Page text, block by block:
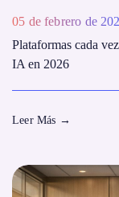
05 de febrero de
Plataformas cada
IA en 2026
Leer Más →